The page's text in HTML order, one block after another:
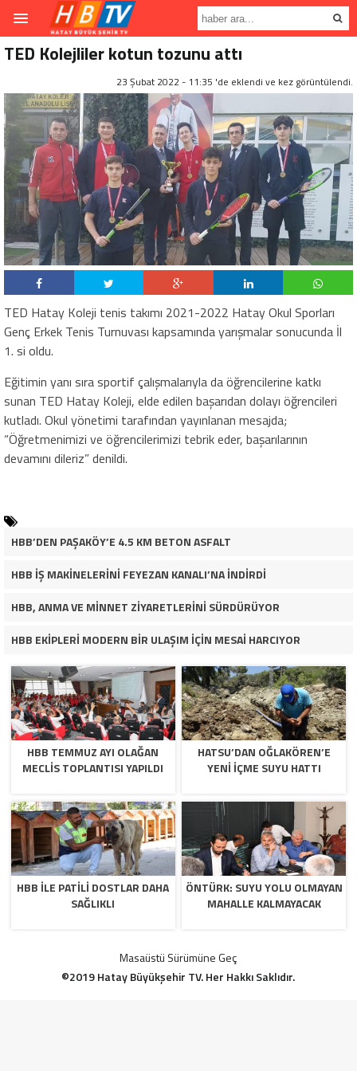
TED Kolejliler kotun tozunu attı
23 Şubat 2022 - 11:35 'de eklendi ve kez görüntülendi.
TED Hatay Koleji tenis takımı 2021-2022 Hatay Okul Sporları
Genç Erkek Tenis Turnuvası kapsamında yarışmalar sonucunda İl
1. si oldu.
Eğitimin yanı sıra sportif çalışmalarıyla da öğrencilerine katkı
sunan TED Hatay Koleji, elde edilen başarıdan dolayı öğrencileri
kutladı. Okul yönetimi tarafından yayınlanan mesajda;
“Öğretmenimizi ve öğrencilerimizi tebrik eder, başarılarının
devamını dileriz” denildi.
HBB’DEN PAŞAKÖY’E 4.5 KM BETON ASFALT
HBB İŞ MAKİNELERİNİ FEYEZAN KANALI’NA İNDİRDİ
HBB, ANMA VE MİNNET ZİYARETLERİNİ SÜRDÜRÜYOR
HBB EKİPLERİ MODERN BİR ULAŞIM İÇİN MESAİ HARCIYOR
HBB TEMMUZ AYI OLAĞAN
MECLİS TOPLANTISI YAPILDI
HATSU’DAN OĞLAKÖREN’E
YENİ İÇME SUYU HATTI
HBB İLE PATİLİ DOSTLAR DAHA
SAĞLIKLI
ÖNTÜRK: SUYU YOLU OLMAYAN
MAHALLE KALMAYACAK
Masaüstü Sürümüne Geç
©2019 Hatay Büyükşehir TV. Her Hakkı Saklıdır.